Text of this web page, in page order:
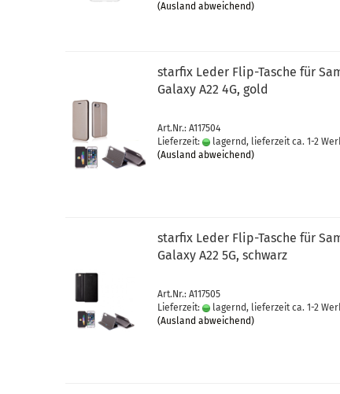
(Ausland abweichend)
star­fix Leder Flip-​Ta­sche für
Ga­la­xy A22 4G, gold
Art.Nr.: A117504
Lieferzeit:
lagernd, lieferzeit ca. 1-2
(Ausland abweichend)
star­fix Leder Flip-​Ta­sche für
Ga­la­xy A22 5G, schwarz
Art.Nr.: A117505
Lieferzeit:
lagernd, lieferzeit ca. 1-2
(Ausland abweichend)